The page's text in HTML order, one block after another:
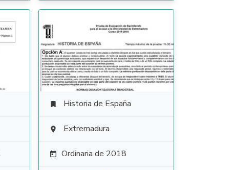
 Historia de España
 Extremadura
 Ordinaria de 2018